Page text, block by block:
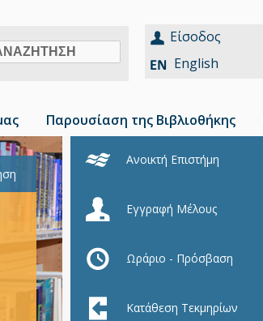
Είσοδος
English
Παρουσίαση της Βιβλιοθήκης
Ανοικτή Επιστήμη
Εγγραφή Μέλους
Ωράριο - Πρόσβαση
Κατάθεση Τεκμηρίων